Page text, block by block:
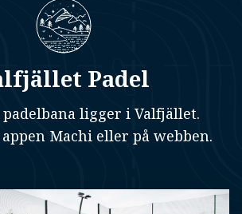
Padel
padelbana ligger i Valfjället.
Machi eller på webben.